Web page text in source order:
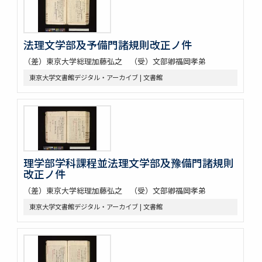
法理文学部及予備門諸規則改正ノ件
（差）東京大学総理加藤弘之 （受）文部卿福岡孝弟
東京大学文書館デジタル・アーカイブ | 文書館
理学部学科課程並法理文学部及豫備門諸規則
改正ノ件
（差）東京大学総理加藤弘之 （受）文部卿福岡孝弟
東京大学文書館デジタル・アーカイブ | 文書館